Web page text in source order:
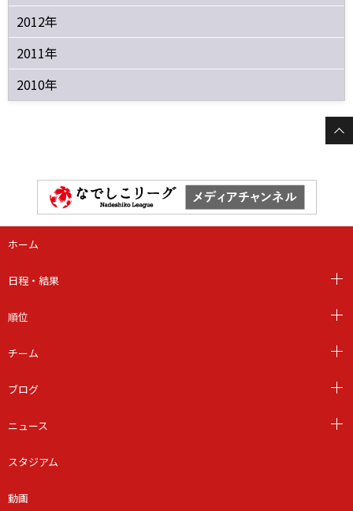
2012年
2011年
2010年
ホーム
日程・結果
順位
チーム
ブログ
ニュース
スタジアム
動画